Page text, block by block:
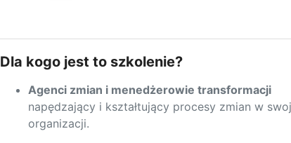
Dla kogo jest to szkolenie?
Agenci zmian i menedżerowie transformacji
napędzający i kształtujący procesy zmian w
organizacji.